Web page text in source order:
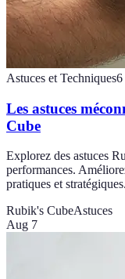
Astuces et Techniques6
Les astuces
Cube
Explorez des astuces
performances.
pratiques et stratégiques.
Rubik's CubeAstuces
Aug 7